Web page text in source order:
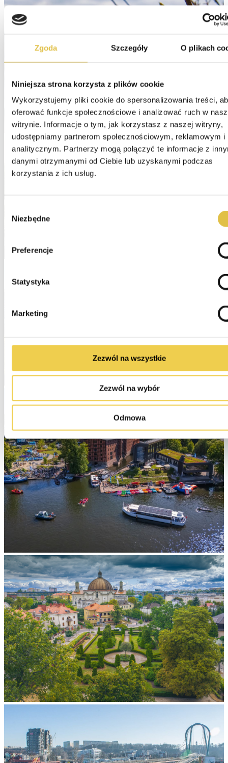
Zgoda Szczegóły O plikach
Niniejsza strona korzysta z plików cookie
Wykorzystujemy pliki cookie do spersonalizowania treści,
oferować funkcje społecznościowe i analizować ruch w
witrynie. Informacje o tym, jak korzystasz z naszej witryny,
udostępniamy partnerom społecznościowym, reklamowym i
analitycznym. Partnerzy mogą połączyć te informacje z
danymi otrzymanymi od Ciebie lub uzyskanymi podczas
korzystania z ich usług.
zgody
Niezbędne
Preferencje
Statystyka
Marketing
Zezwól na wszystkie
Zezwól na wybór
Odmowa